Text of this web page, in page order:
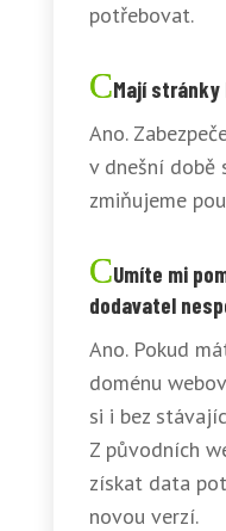
potřebovat.
Mají stránky
Ano.
v dnešní době
zmiňujeme
Umíte mi
dodavatel
Ano. Pokud
doménu
si i bez
Z původních
získat data
novou verzí.